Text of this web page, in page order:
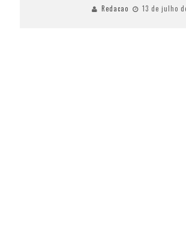
Redacao 13 de julho